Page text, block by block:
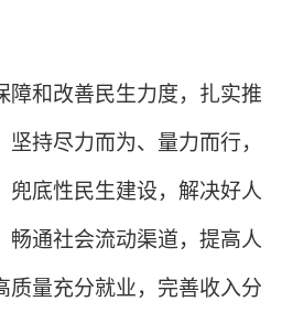
和改善民生力度，扎实推
持尽力而为、量力而行，
兜底性民生建设，解决好人
畅通社会流动渠道，提高人
质量充分就业，完善收入分